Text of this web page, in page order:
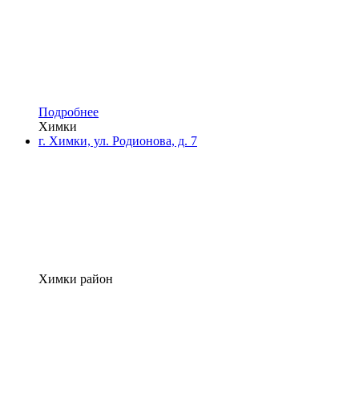
Подробнее
Химки
г. Химки, ул. Родионова, д. 7
Химки район